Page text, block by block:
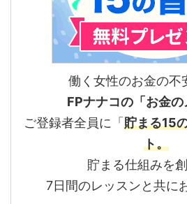
働く女性のお金の不
FPナナコの「お金の
ご登録者全員に「 貯まる15
ト。
貯まる仕組みを
7日間のレッスンと共に